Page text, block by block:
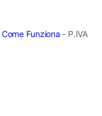
Come Funziona - P.IVA